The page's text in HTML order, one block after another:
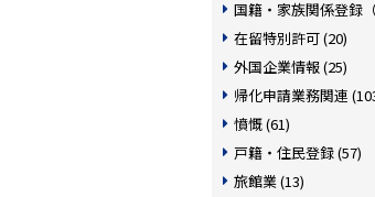
国籍・家族関係登録
在留特別許可 (20)
外国企業情報 (25)
帰化申請業務関連
憤慨 (61)
戸籍・住民登録 (57)
旅館業 (13)